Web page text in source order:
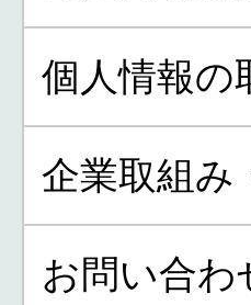
個人情報の
企業取組み
お問い合わ